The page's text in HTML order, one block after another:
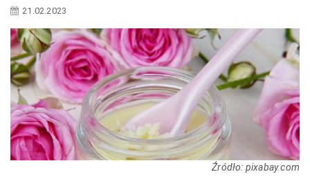
21.02.2023
Źródło: pixabay.com